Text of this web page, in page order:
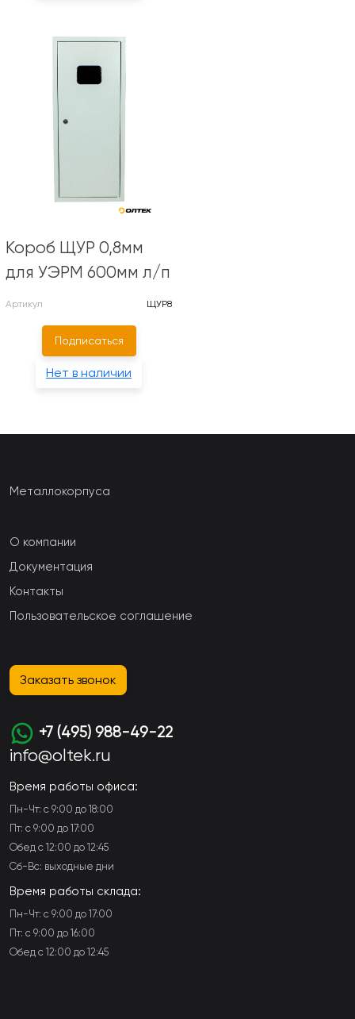
Короб ЩУР 0,8мм
для УЭРМ 600мм л/п
Артикул ЩУР8
Подписаться
Нет в наличии
Металлокорпуса
О компании
Документация
Контакты
Пользовательское соглашение
Заказать звонок
+7 (495) 988-49-22
info@oltek.ru
Время работы офиса:
Пн-Чт: с 9:00 до 18:00
Пт: с 9:00 до 17:00
Обед с 12:00 до 12:45
Сб-Вс: выходные дни
Время работы склада:
Пн-Чт: с 9:00 до 17:00
Пт: с 9:00 до 16:00
Обед с 12:00 до 12:45